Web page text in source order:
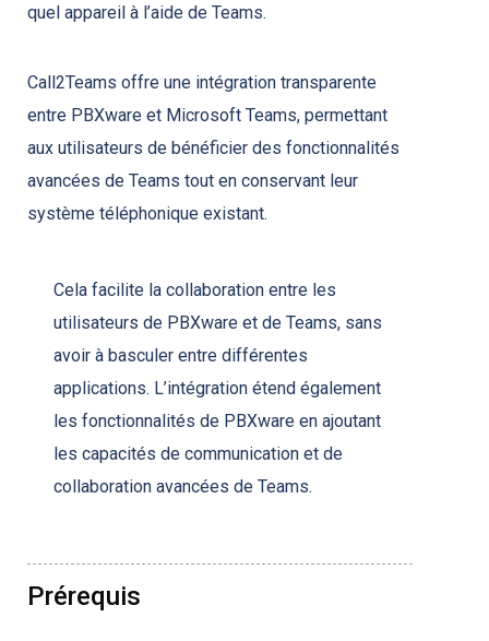
quel appareil à l’aide de Teams.
Call2Teams offre une intégration transparente
entre PBXware et Microsoft Teams, permettant
aux utilisateurs de bénéficier des fonctionnalités
avancées de Teams tout en conservant leur
système téléphonique existant.
Cela facilite la collaboration entre les
utilisateurs de PBXware et de Teams, sans
avoir à basculer entre différentes
applications. L’intégration étend également
les fonctionnalités de PBXware en ajoutant
les capacités de communication et de
collaboration avancées de Teams.
Prérequis